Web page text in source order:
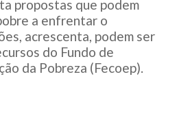
propostas que podem
a enfrentar o
acrescenta, podem ser
do Fundo de
da Pobreza (Fecoep).